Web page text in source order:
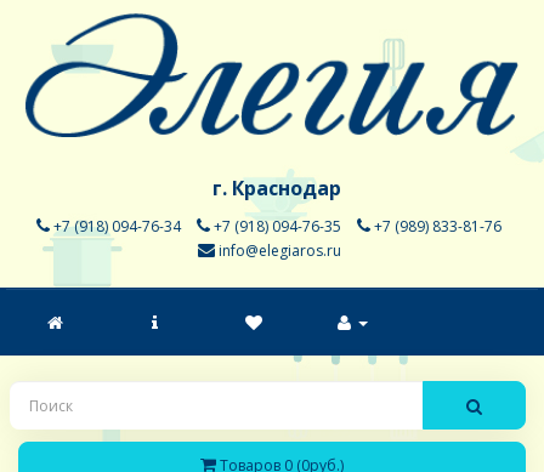
г. Краснодар
+7 (918) 094-76-34 +7 (918) 094-76-35
+7 (989) 833-81-76
info@elegiaros.ru
Товаров 0 (0руб.)